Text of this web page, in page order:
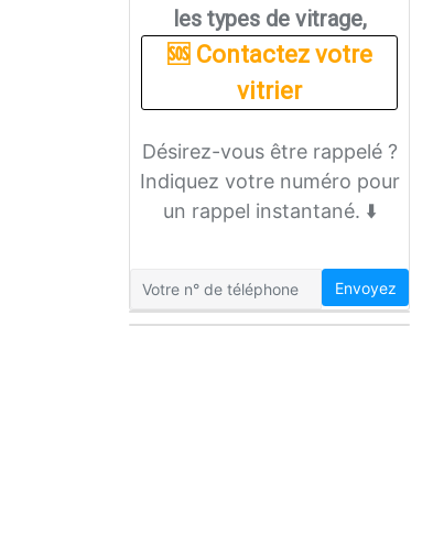
les types de vitrage,
🆘 Contactez votre
vitrier
Désirez-vous être rappelé ?
Indiquez votre numéro pour
un rappel instantané. ⬇️
Envoyez